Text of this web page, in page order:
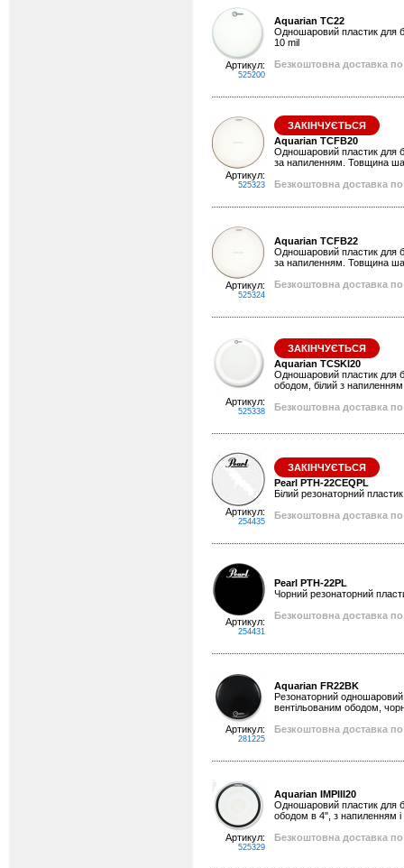
Артикул:
525200
Aquarian TC22
Одношаровий пластик для
10 mil
Безкоштовна доставка по
Артикул:
525323
ЗАКІНЧУЄТЬСЯ
Aquarian TCFB20
Одношаровий пластик для
за напиленням. Товщина
Безкоштовна доставка по
Артикул:
525324
Aquarian TCFB22
Одношаровий пластик для
за напиленням. Товщина
Безкоштовна доставка по
Артикул:
525338
ЗАКІНЧУЄТЬСЯ
Aquarian TCSKI20
Одношаровий пластик для
ободом, білий з
Безкоштовна доставка по
Артикул:
254435
ЗАКІНЧУЄТЬСЯ
Pearl PTH-22CEQPL
Білий резонаторний
Безкоштовна доставка по
Артикул:
254431
Pearl PTH-22PL
Чорний резонаторний
Безкоштовна доставка по
Артикул:
281225
Aquarian FR22BK
Резонаторний одношаровий
вентільованим ободом,
Безкоштовна доставка по
Артикул:
525329
Aquarian IMPIII20
Одношаровий пластик для
ободом в 4", з напиленням
Безкоштовна доставка по